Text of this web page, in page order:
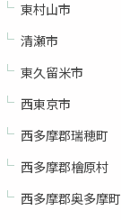
東村山市
清瀬市
東久留米市
西東京市
西多摩郡瑞穂町
西多摩郡檜原村
西多摩郡奥多摩町